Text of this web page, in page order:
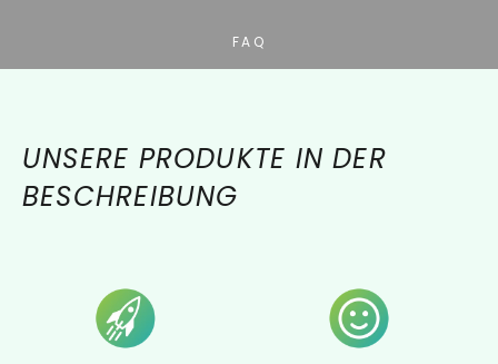
FAQ
UNSERE PRODUKTE IN DER
BESCHREIBUNG